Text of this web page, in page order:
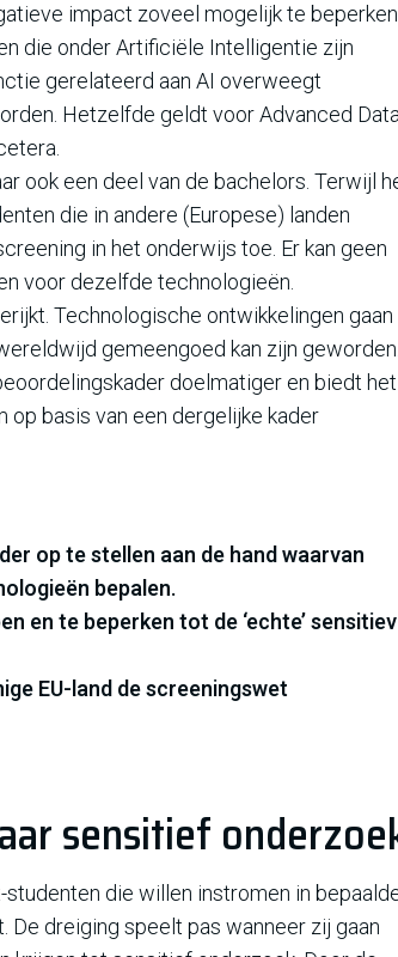
impact zoveel mogelijk te
die onder Artificiële Intelligentie zijn
gerelateerd aan AI overweegt
Hetzelfde geldt voor Advanced
ook een deel van de bachelors. Terwijl
die in andere (Europese) landen
in het onderwijs toe. Er kan geen
voor dezelfde technologieën.
Technologische ontwikkelingen gaan
gemeengoed kan zijn
doelmatiger en biedt het
basis van een dergelijke kader
op te stellen aan de hand waarvan
bepalen.
en te beperken tot de ‘echte’
EU-land de screeningswet
sensitief
die willen instromen in
dreiging speelt pas wanneer zij gaan